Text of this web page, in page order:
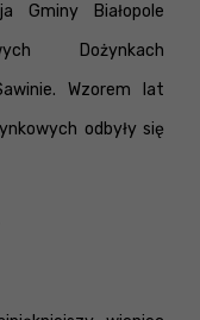
Gminy Białopole
Dożynkach
Wzorem lat
odbyły się